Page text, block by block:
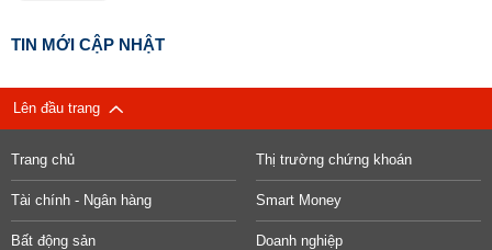
TIN MỚI CẬP NHẬT
Lên đầu trang
Trang chủ Thị trường chứng khoán
Tài chính - Ngân hàng Smart Money
Bất động sản Doanh nghiệp